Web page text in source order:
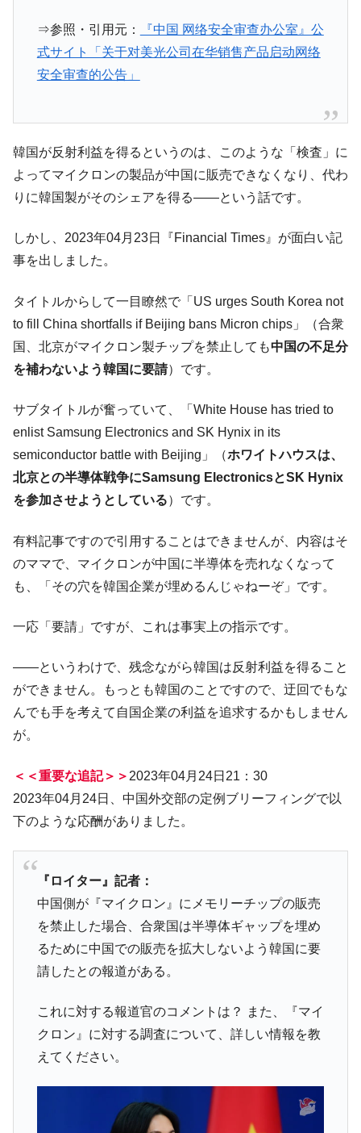
『Money1』
韓国鉄鋼最大手『POSCO』ズブズブ沈む。
営業利益80.2％も減少
『Money1』
米国下院「韓国の公務員個人をターゲット
『Money1』
韓国ボンクラ政策室長･金容範、株価暴落に
他人事のような発言。
『Money1』
韓国半導体『SKハイニックス』2026年2Qの
業績「史上最高益」当期純利益は前年同期比13.4倍に。
『Money1』
韓国･加徳島新国際空港「またも暗礁」の危
機 ⇒ 10.7兆では損が出るからできない。
日(水)もサイドカー・サーキットブレイカーの二段コンボ
『Money1』
IT産業は人を雇用する効果は低い。全産業の
半分未満しか雇用を生まない
のは政界の責任だ」
『Money1』
韓国「2026年1Q 資金循環統計」面白い結果
に。
『Money1』
韓国化学企業最大手『ロッテケミカル』純
借入金が約8兆。信用格付け「ネガティブ」にダウン
レイカーも発動！ 半導体2銘柄の暴落
Fact1
日本の誇る海洋資源調査船『白嶺』は先進技術の
塊！
府県とは？
奇跡の毛色「白毛馬」とは？
Fact1
全て勝つといくら？ 競馬GI競走で勝利騎手がもら
Fact1
発表から2日で大崩壊、鳴かず飛ばずに終わりそう
なスーパーリーグとは？
Fact1
日本人マスターズ挑戦の歴史。松山以前に最高位
Fact1
ている意外な選手とは？
Fact1 セレクトセールの高額取引馬が稼いだ金額とは？
⇒参照・引用元：
『中国 网络安全审查办公室』公
式サイト「关于对美光公司在华销售产品启动网络
安全审查的公告」
韓国が反射利益を得るというのは、このような「検査」に
よってマイクロンの製品が中国に販売できなくなり、代わ
りに韓国製がそのシェアを得る――という話です。
しかし、2023年04月23日『Financial Times』が面白い記
事を出しました。
タイトルからして一目瞭然で「US urges South Korea not
to fill China shortfalls if Beijing bans Micron chips」（合衆
国、北京がマイクロン製チップを禁止しても中国の不足分
を補わないよう韓国に要請）です。
サブタイトルが奮っていて、「White House has tried to
enlist Samsung Electronics and SK Hynix in its
semiconductor battle with Beijing」（ホワイトハウスは、
北京との半導体戦争にSamsung ElectronicsとSK Hynix
を参加させようとしている）です。
有料記事ですので引用することはできませんが、内容はそ
のママで、マイクロンが中国に半導体を売れなくなって
も、「その穴を韓国企業が埋めるんじゃねーぞ」です。
一応「要請」ですが、これは事実上の指示です。
――というわけで、残念ながら韓国は反射利益を得ること
ができません。もっとも韓国のことですので、迂回でもな
んでも手を考えて自国企業の利益を追求するかもしません
が。
＜＜重要な追記＞＞ 2023年04月24日21：30
2023年04月24日、中国外交部の定例ブリーフィングで以
下のような応酬がありました。
『ロイター』記者：
中国側が『マイクロン』にメモリーチップの販売
を禁止した場合、合衆国は半導体ギャップを埋め
るために中国での販売を拡大しないよう韓国に要
請したとの報道がある。
これに対する報道官のコメントは？ また、『マイ
クロン』に対する調査について、詳しい情報を教
えてください。